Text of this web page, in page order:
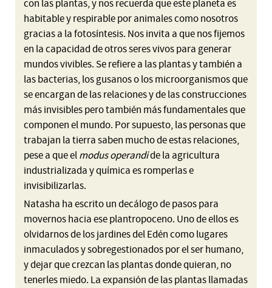
con las plantas, y nos recuerda que este planeta es
habitable y respirable por animales como nosotros
gracias a la fotosíntesis. Nos invita a que nos fijemos
en la capacidad de otros seres vivos para generar
mundos vivibles. Se refiere a las plantas y también a
las bacterias, los gusanos o los microorganismos que
se encargan de las relaciones y de las construcciones
más invisibles pero también más fundamentales que
componen el mundo. Por supuesto, las personas que
trabajan la tierra saben mucho de estas relaciones,
pese a que elmodus operandide la agricultura
industrializada y química es romperlas e
invisibilizarlas.
Natasha ha escrito un decálogo de pasos para
movernos hacia ese plantropoceno. Uno de ellos es
olvidarnos de los jardines del Edén como lugares
inmaculados y sobregestionados por el ser humano,
y dejar que crezcan las plantas donde quieran, no
tenerles miedo. La expansión de las plantas llamadas